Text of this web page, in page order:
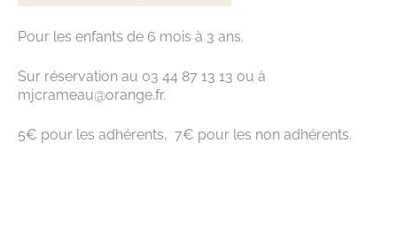
Pour les enfants de 6 mois à 3 ans.
Sur réservation au 03 44 87 13 13 ou à
mjcrameau@orange.fr.
5€ pour les adhérents, 7€ pour les non adhérents.